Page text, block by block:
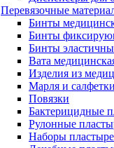
Перевязочные
Бинты
Бинты
Бинты
Вата
Изделия из
Марля и
Повязки
Бактерицидные
Рулонные
Наборы